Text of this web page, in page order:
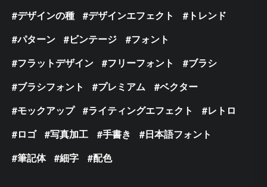
デザインの種
デザインエフェクト
トレンド
パターン
ビンテージ
フォント
フラットデザイン
フリーフォント
ブラシ
ブラシフォント
プレミアム
ベクター
モックアップ
ライティングエフェクト
レトロ
ロゴ
写真加工 手書き
日本語フォント
筆記体
細字 配色